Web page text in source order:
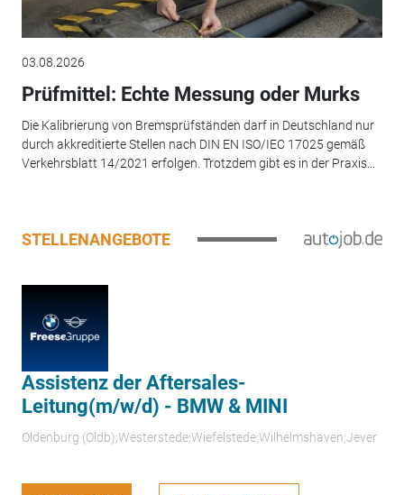
03.08.2026
Prüfmittel: Echte Messung oder Murks
Die Kalibrierung von Bremsprüfständen darf in Deutschland nur
durch akkreditierte Stellen nach DIN EN ISO/IEC 17025 gemäß
Verkehrsblatt 14/2021 erfolgen. Trotzdem gibt es in der Praxis...
STELLENANGEBOTE
Assistenz der Aftersales-
Leitung(m/w/d) - BMW & MINI
Oldenburg (Oldb);Westerstede;Wiefelstede;Wilhelmshaven;Jever